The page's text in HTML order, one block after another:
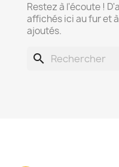
Restez à l'écoute !
affichés ici au fur et
ajoutés.
search